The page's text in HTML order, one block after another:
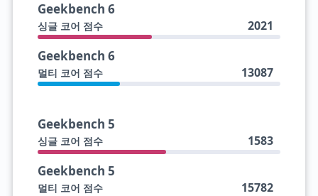
Geekbench 6
싱글 코어 점수 2021
Geekbench 6
멀티 코어 점수 13087
Geekbench 5
싱글 코어 점수 1583
Geekbench 5
멀티 코어 점수 15782